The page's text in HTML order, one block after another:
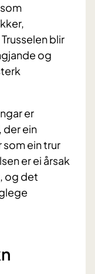
blir
og
er
der ein
som ein trur
er ei årsak
og det